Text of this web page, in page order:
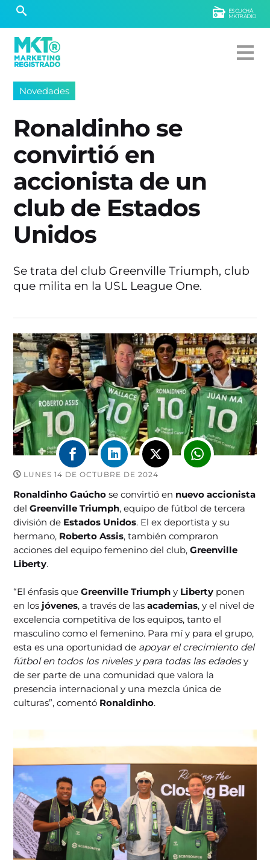
ESCUCHÁ
MKTRADIO
Novedades
Ronaldinho se
convirtió en
accionista de un
club de Estados
Unidos
Se trata del club Greenville Triumph, club
que milita en la USL League One.
LUNES 14 DE OCTUBRE DE 2024
Ronaldinho Gaúchose convirtió en nuevo accionista
delGreenville Triumph, equipo de fútbol de tercera
división de Estados Unidos. El ex deportista y su
hermano, Roberto Assis, también compraron
acciones del equipo femenino del club,Greenville
Liberty.
“El énfasis queGreenville Triumphy Liberty ponen
en los jóvenes, a través de lasacademias, y el nivel de
excelencia competitiva de los equipos, tanto el
masculino como el femenino. Para mí y para el grupo,
esta es una oportunidad de apoyar el crecimiento del
fútbol en todos los niveles y para todas las edadesy
de ser parte de una comunidad que valora la
presencia internacional y una mezcla única de
culturas”, comentó Ronaldinho.